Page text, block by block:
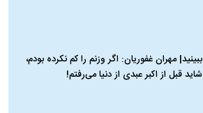
ببینید| مهران غفوریان: اگر وزنم را کم نکرده بودم،
شاید قبل از اکبر عبدی از دنیا می‌رفتم!